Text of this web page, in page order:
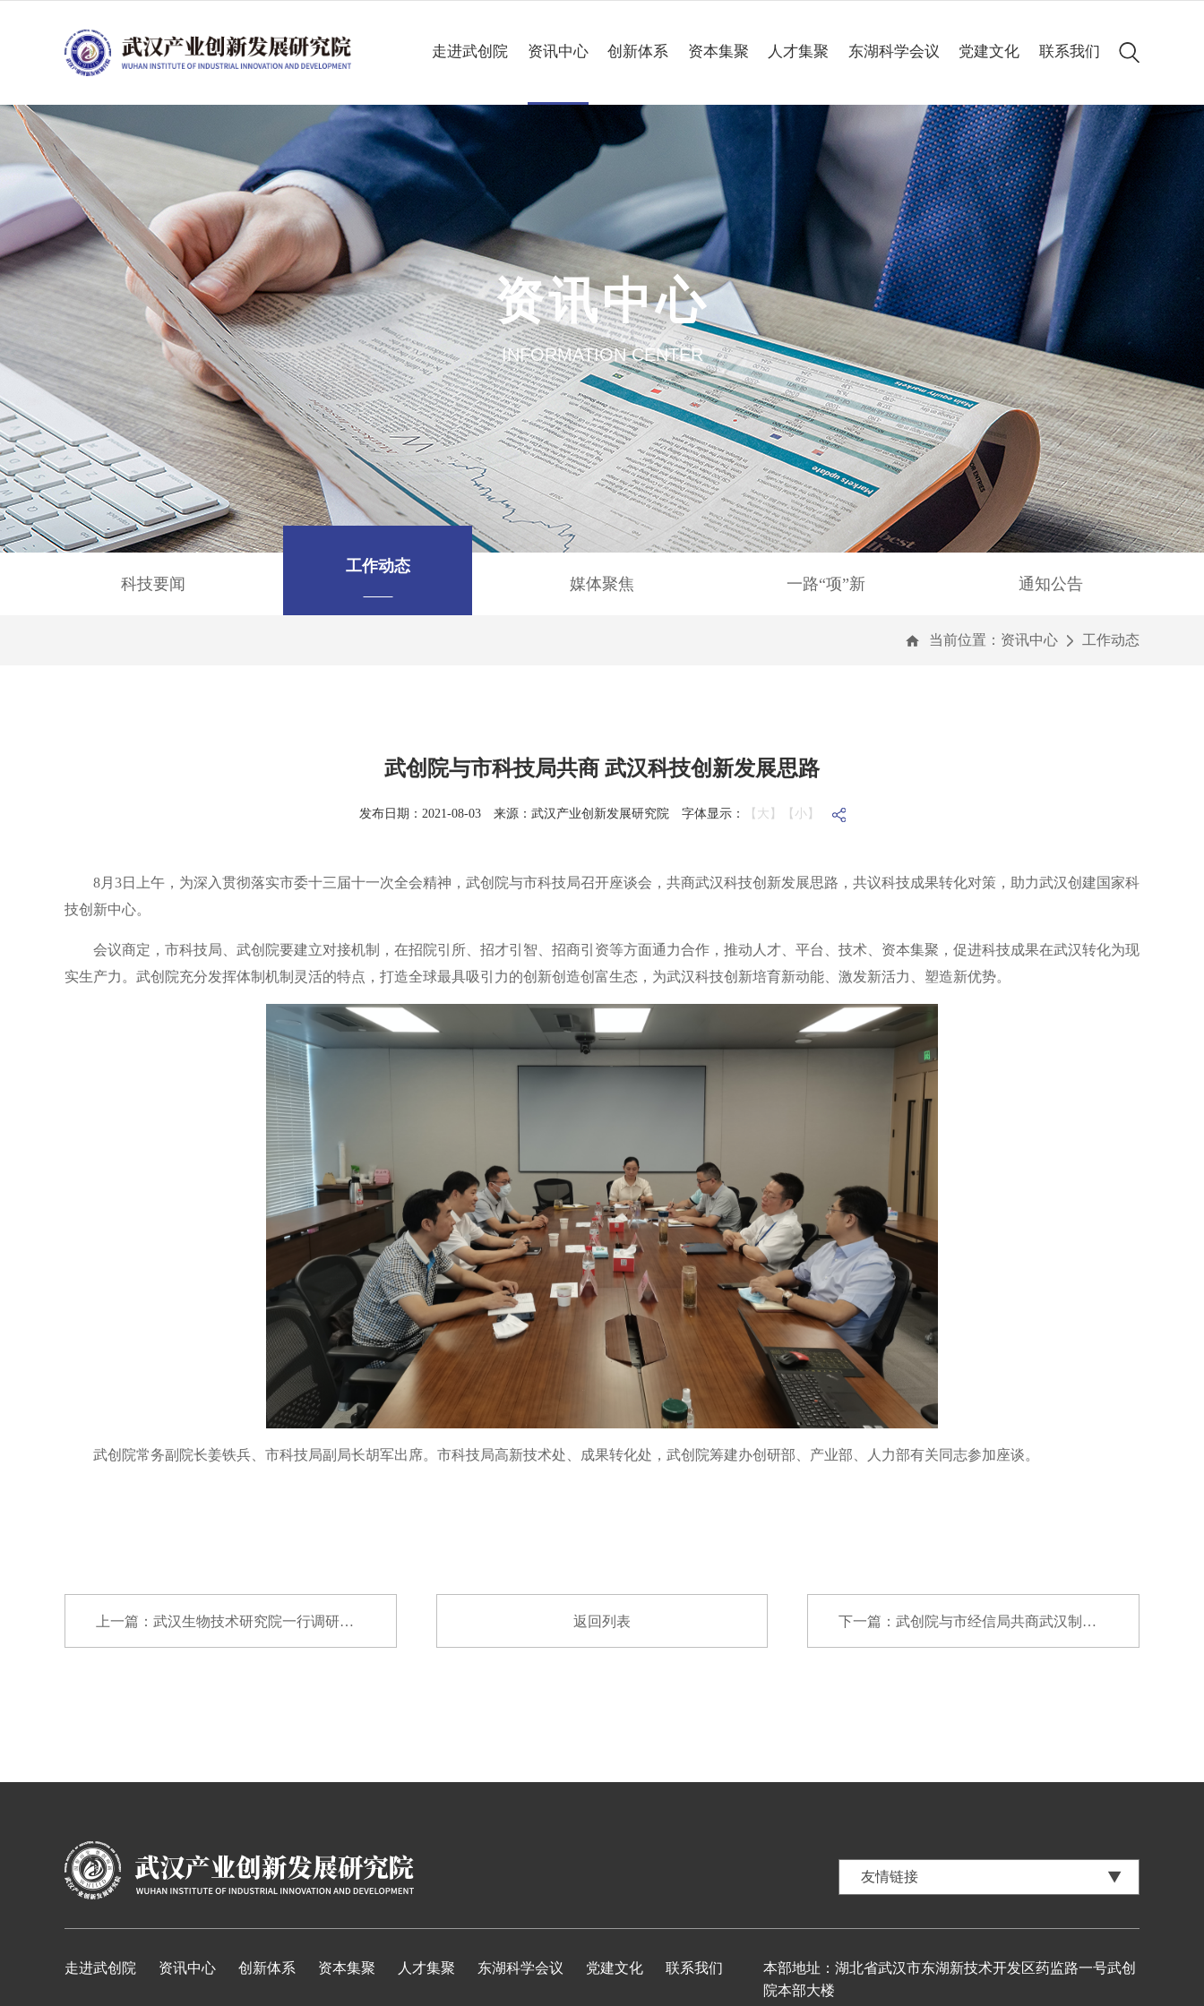
走进武创院
关于我们
理事会
大事记
园区介绍
资讯中心
科技要闻
工作动态
一路“项”新
通知公告
创新体系
专业研究所
企业联合创新中心
公共服务平台
项目意向申报
资本集聚 人才集聚 东湖科学会议
会议简介
历届集锦
高清图集
会议聚焦
精彩60秒
线上申办
党建文化
党建动态
专题专栏
联系我们
资讯中心
INFORMATION CENTER
科技要闻
工作动态
媒体聚焦
一路“项”新 通知公告
当前位置： 资讯中心 工作动态
武创院与市科技局共商 武汉科技创新发展思路
发布日期：2021-08-03 来源：武汉产业创新发展研究院 字体显示： 【大】 【小】
8月3日上午，为深入贯彻落实市委十三届十一次全会精神，武创院与市科技局召开座谈会，共商武汉科技创新发展思路，共议科技成果转化对策，助力武汉创建国家科
技创新中心。
会议商定，市科技局、武创院要建立对接机制，在招院引所、招才引智、招商引资等方面通力合作，推动人才、平台、技术、资本集聚，促进科技成果在武汉转化为现
实生产力。武创院充分发挥体制机制灵活的特点，打造全球最具吸引力的创新创造创富生态，为武汉科技创新培育新动能、激发新活力、塑造新优势。
武创院常务副院长姜铁兵、市科技局副局长胡军出席。市科技局高新技术处、成果转化处，武创院筹建办创研部、产业部、人力部有关同志参加座谈。
上一篇：武汉生物技术研究院一行调研武创院 返回列表 下一篇：武创院与市经信局共商武汉制造业企业快...
走进武创院 资讯中心 创新体系 资本集聚 人才集聚 东湖科学会议 党建文化 联系我们
本部地址：湖北省武汉市东湖新技术开发区药监路一号武创
院本部大楼